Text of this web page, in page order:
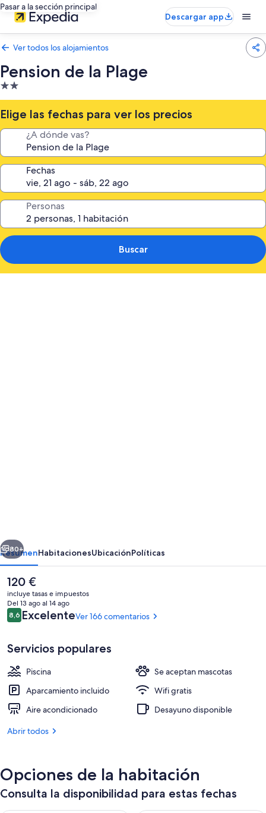
Pasar a la sección principal
Descargar app
Ver todos los alojamientos
Pension de la Plage
Alojamiento
de
2.0 estrellas
Elige las fechas para ver los precios
¿A dónde vas?
Fechas
Personas
Buscar
Vistas desde la habitación
Siguiente
80+
ResumenHabitacionesUbicaciónPolíticas
El
precio
actual
es
de
120 €
incluye tasas e impuestos
Del 13 ago al 14 ago
Comentarios
8,68,6 de 10
ExcelenteVer 166 comentarios
Servicios populares
Piscina
Se aceptan mascotas
Aparcamiento incluido
Wifi gratis
Aire acondicionado
Desayuno disponible
Abrir todos
Opciones de la habitación
Consulta la disponibilidad para estas fechas